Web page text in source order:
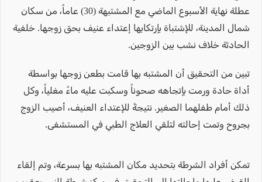
عطلة نهاية الأسبوع الماضي مع المشتبهة (30) عاماً، من سكان
شمال المدينة، للإشتباة بإرتكابها إعتداء عنيف بحق زوجها. خلفية
الحادثة خلاف نشب بين الزوجين.
تبين من التحقيق أن المشتبه بها قامت بطعن زوجها بواسطة
أداة حادة ورمت بإتجاهه صحوناً وسكبت عليه ماءً مغلياً، وكل
ذلك أمام طفلهما الصغير. نتيجةً للإعتداء العنيف، أصيب الزوج
بجروح وتمت إحالته لتلقي العلاج الطبي في المستشفى.
تمكن أفراد الشرطة بتحديد مكان المشتبه بها بسرعة، وتم إلقاء